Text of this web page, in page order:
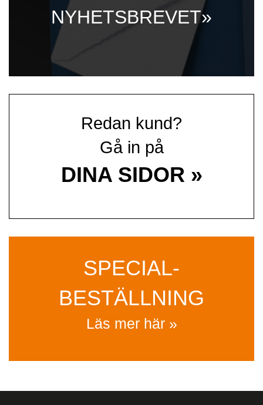
NYHETSBREVET»
Redan kund?
Gå in på
DINA SIDOR »
SPECIAL­
BESTÄLLNING
Läs mer här »